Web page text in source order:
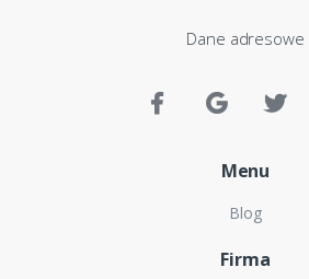
Dane adresowe
Menu
Blog
Firma